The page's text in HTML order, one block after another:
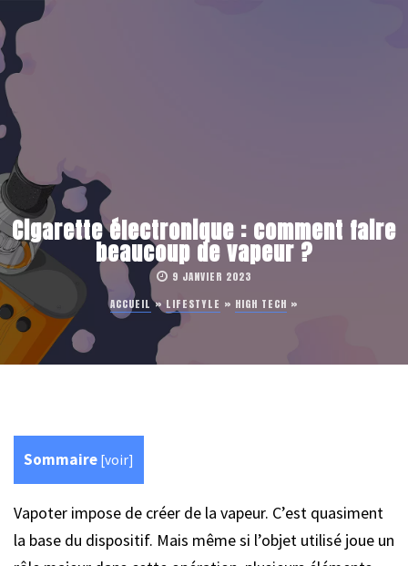
Cigarette électronique : comment faire
beaucoup de vapeur ?
9 JANVIER 2023
ACCUEIL» LIFESTYLE » HIGH TECH »
Sommaire [voir]
Vapoter impose de créer de la vapeur. C’est quasiment
la base du dispositif. Mais même si l’objet utilisé joue un